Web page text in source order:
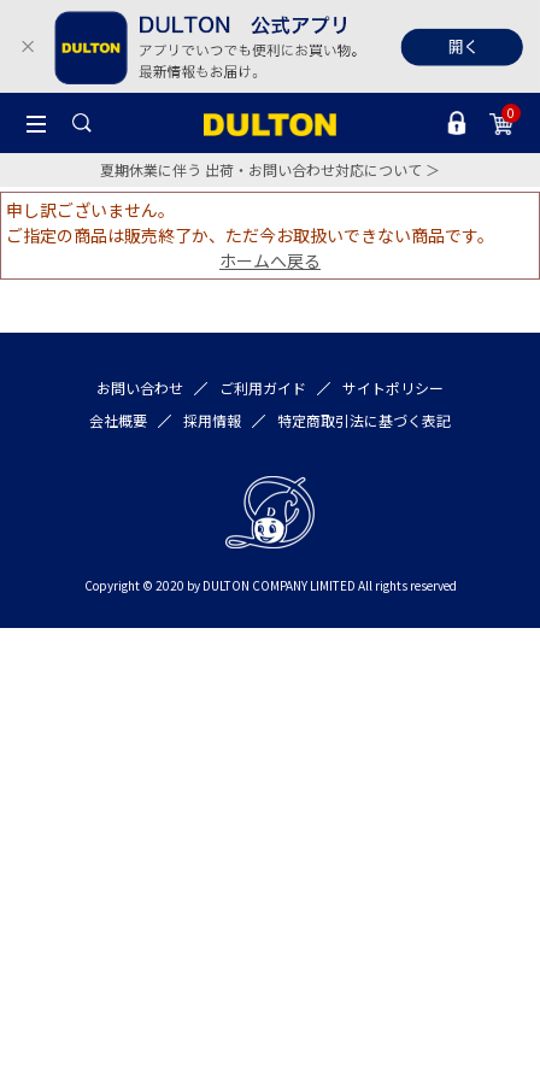
0
夏期休業に伴う 出荷・お問い合わせ対応について ＞
申し訳ございません。
ご指定の商品は販売終了か、ただ今お取扱いできない商品です。
ホームへ戻る
お問い合わせ ご利用ガイド
サイトポリシー
会社概要
採用情報 特定商取引法に基づく表記
Copyright © 2020 by DULTON COMPANY LIMITED All rights reserved